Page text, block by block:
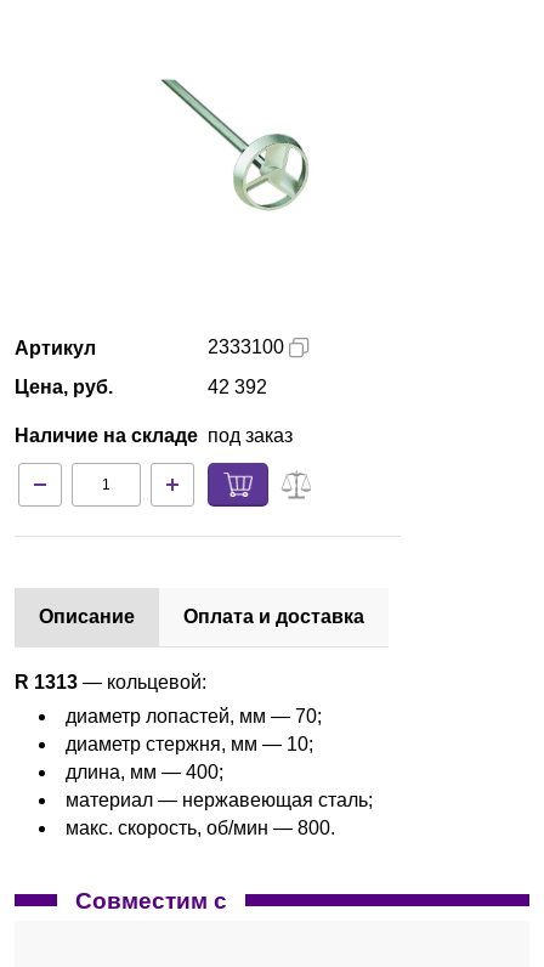
Партнеры
Технический сервис
Артикул
Цена, руб.
Наличие на складе
2333100
42 392
под заказ
Описание Оплата и доставка
R 1313 — кольцевой:
диаметр лопастей, мм — 70;
диаметр стержня, мм — 10;
длина, мм — 400;
материал — нержавеющая сталь;
макс. скорость, об/мин — 800.
Совместим с